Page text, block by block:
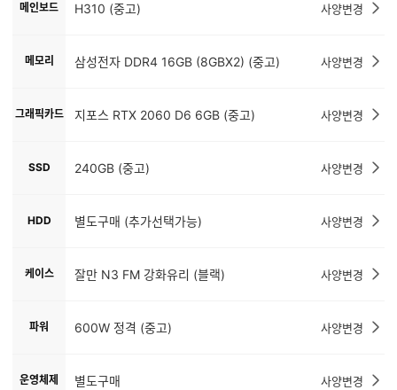
메인보드 H310 (중고) 사양변경
메모리 삼성전자 DDR4 16GB (8GBX2) (중고) 사양변경
그래픽카드 지포스 RTX 2060 D6 6GB (중고) 사양변경
SSD 240GB (중고) 사양변경
HDD 별도구매 (추가선택가능) 사양변경
케이스 잘만 N3 FM 강화유리 (블랙) 사양변경
파워 600W 정격 (중고) 사양변경
운영체제 별도구매 사양변경